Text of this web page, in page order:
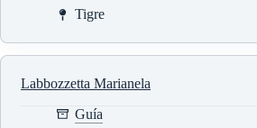
Tigre
Labbozzetta Marianela
Guía